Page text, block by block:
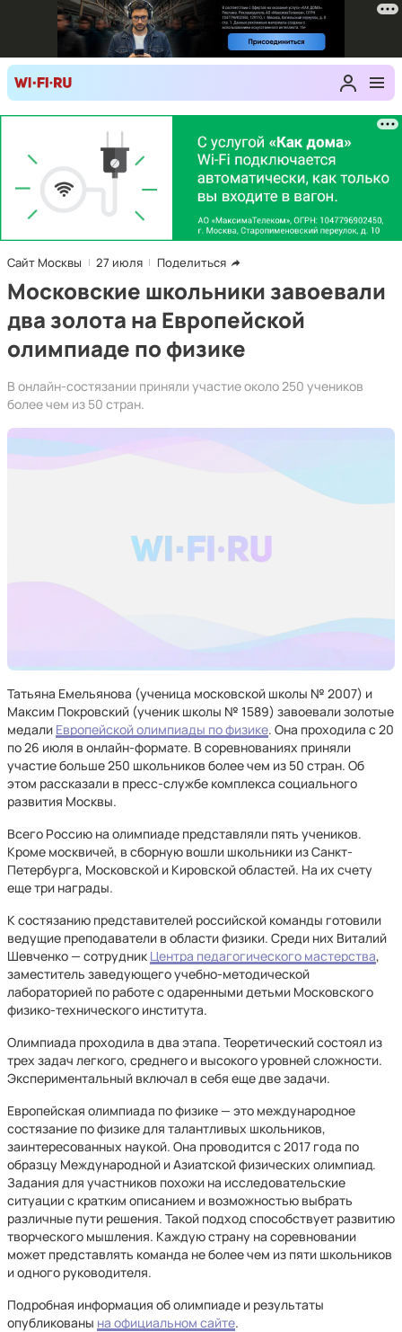
Сайт Москвы 27 июля Поделиться
Московские школьники завоевали
два золота на Европейской
олимпиаде по физике
В онлайн-состязании приняли участие около 250 учеников
более чем из 50 стран.
Татьяна Емельянова (ученица московской школы № 2007) и
Максим Покровский (ученик школы № 1589) завоевали золотые
медали Европейской олимпиады по физике. Она проходила с 20
по 26 июля в онлайн-формате. В соревнованиях приняли
участие больше 250 школьников более чем из 50 стран. Об
этом рассказали в пресс-службе комплекса социального
развития Москвы.
Всего Россию на олимпиаде представляли пять учеников.
Кроме москвичей, в сборную вошли школьники из Санкт-
Петербурга, Московской и Кировской областей. На их счету
еще три награды.
К состязанию представителей российской команды готовили
ведущие преподаватели в области физики. Среди них Виталий
Шевченко — сотрудник Центра педагогического мастерства,
заместитель заведующего учебно-методической
лабораторией по работе с одаренными детьми Московского
физико-технического института.
Олимпиада проходила в два этапа. Теоретический состоял из
трех задач легкого, среднего и высокого уровней сложности.
Экспериментальный включал в себя еще две задачи.
Европейская олимпиада по физике — это международное
состязание по физике для талантливых школьников,
заинтересованных наукой. Она проводится с 2017 года по
образцу Международной и Азиатской физических олимпиад.
Задания для участников похожи на исследовательские
ситуации с кратким описанием и возможностью выбрать
различные пути решения. Такой подход способствует развитию
творческого мышления. Каждую страну на соревновании
может представлять команда не более чем из пяти школьников
и одного руководителя.
Подробная информация об олимпиаде и результаты
опубликованы на официальном сайте.